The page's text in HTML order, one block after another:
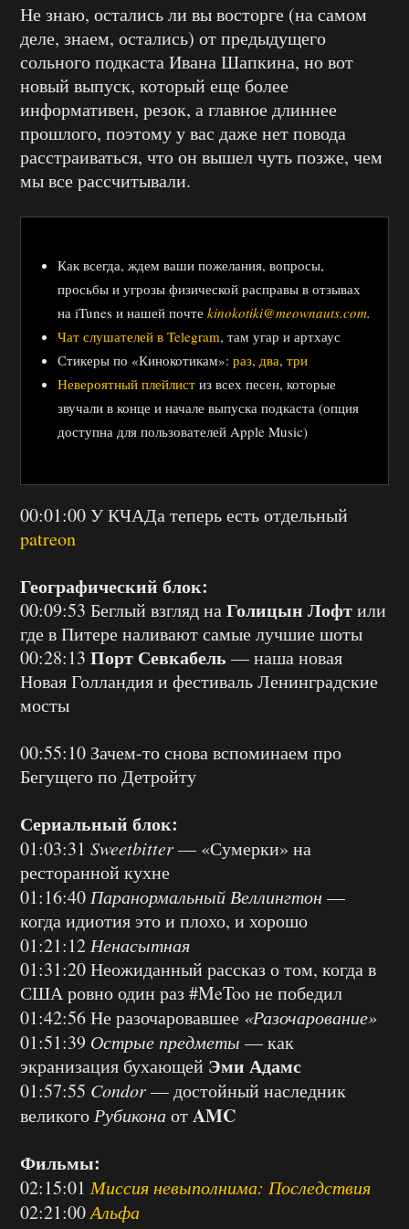
Не знаю, остались ли вы восторге (на самом
деле, знаем, остались) от предыдущего
сольного подкаста Ивана Шапкина, но вот
новый выпуск, который еще более
информативен, резок, а главное длиннее
прошлого, поэтому у вас даже нет повода
расстраиваться, что он вышел чуть позже, чем
мы все рассчитывали.
Как всегда, ждем ваши пожелания, вопросы,
просьбы и угрозы физической расправы в отзывах
на iTunes и нашей почте kinokotiki@meownauts.com.
Чат слушателей в Telegram, там угар и артхаус
Стикеры по «Кинокотикам»: раз, два, три
Невероятный плейлист из всех песен, которые
звучали в конце и начале выпуска подкаста (опция
доступна для пользователей Apple Music)
00:01:00 У КЧАДа теперь есть отдельный
patreon
Географический блок:
00:09:53 Беглый взгляд наГолицын Лофтили
где в Питере наливают самые лучшие шоты
00:28:13 Порт Севкабель — наша новая
Новая Голландия и фестиваль Ленинградские
мосты
00:55:10 Зачем-то снова вспоминаем про
Бегущего по Детройту
Сериальный блок:
01:03:31 Sweetbitter— «Сумерки» на
ресторанной кухне
01:16:40 Паранормальный Веллингтон —
когда идиотия это и плохо, и хорошо
01:21:12 Ненасытная
01:31:20 Неожиданный рассказ о том, когда в
США ровно один раз #MeToo не победил
01:42:56 Не разочаровавшее «Разочарование»
01:51:39 Острые предметы — как
экранизация бухающей Эми Адамс
01:57:55 Condor— достойный наследник
великого РубиконаотAMC
Фильмы:
02:15:01 Миссия невыполнима: Последствия
02:21:00Альфа